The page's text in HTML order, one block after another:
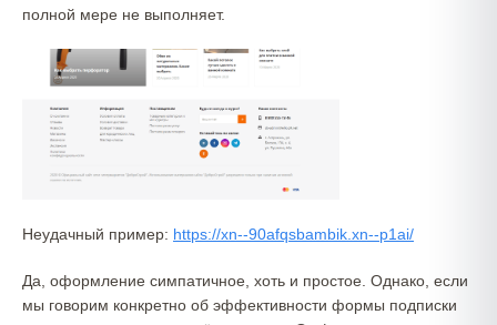
полной мере не выполняет.
Неудачный пример: https://xn--90afqsbambik.xn--p1ai/
Да, оформление симпатичное, хоть и простое. Однако, если
мы говорим конкретно об эффективности формы подписки